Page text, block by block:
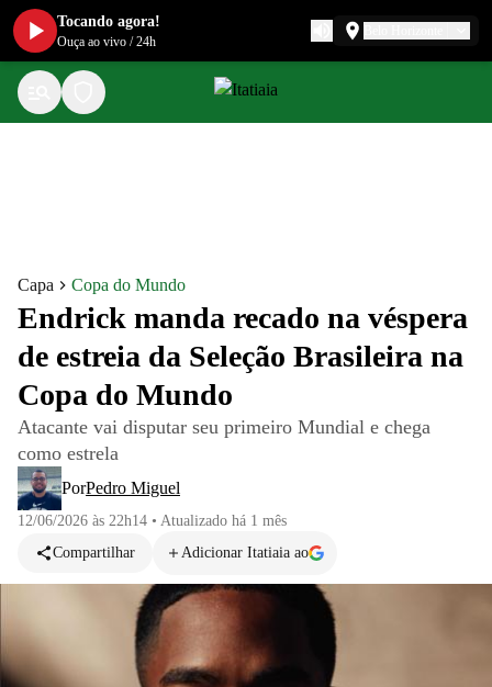
Capa Copa do Mundo
Endrick manda recado na véspera
de estreia da Seleção Brasileira na
Copa do Mundo
Atacante vai disputar seu primeiro Mundial e chega
como estrela
PorPedro Miguel
12/06/2026 às 22h14 • Atualizado há 1 mês
Compartilhar
Adicionar Itatiaia ao
Tocando agora!
Ouça ao vivo /24h